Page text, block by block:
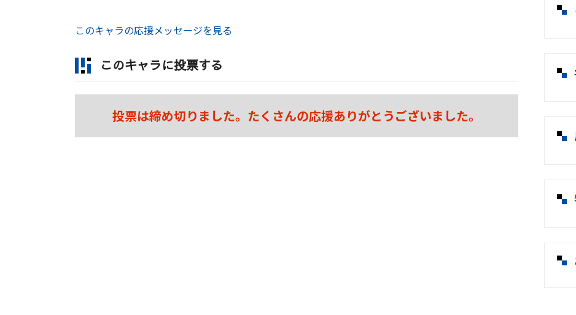
このキャラの応援メッセージを見る
このキャラに投票する
投票は締め切りました。たくさんの応援ありがとうございました。